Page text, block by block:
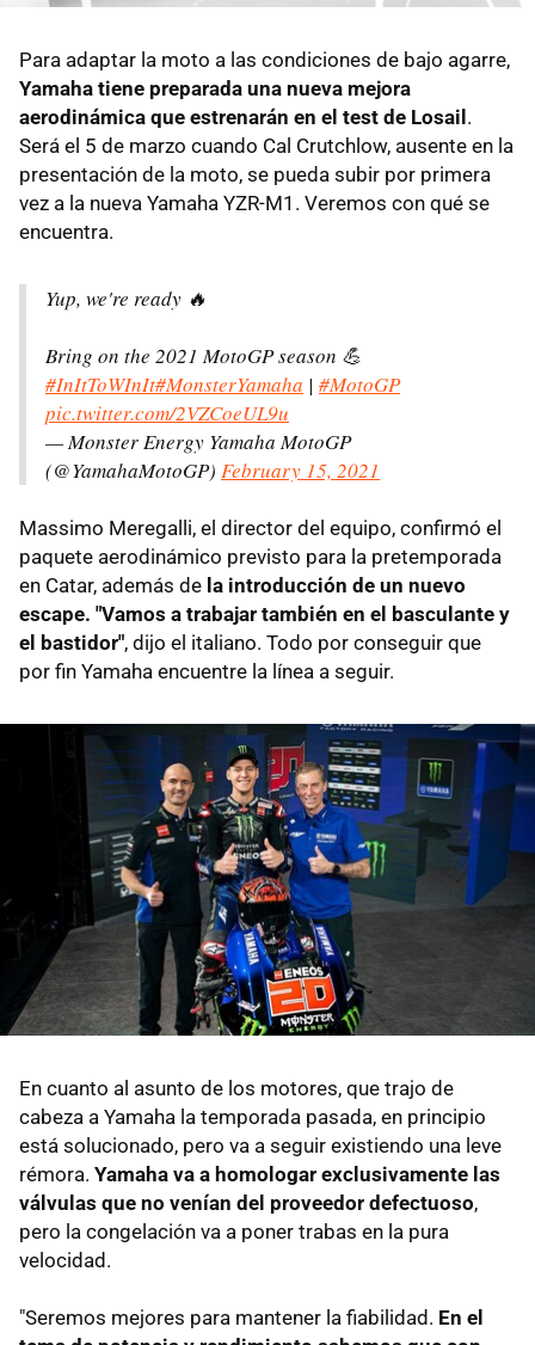
Para adaptar la moto a las condiciones de bajo agarre,
Yamaha tiene preparada una nueva mejora
aerodinámica que estrenarán en el test de Losail.
Será el 5 de marzo cuando Cal Crutchlow, ausente en la
presentación de la moto, se pueda subir por primera
vez a la nueva Yamaha YZR-M1. Veremos con qué se
encuentra.
Yup, we're ready 🔥
Bring on the 2021 MotoGP season 💪
#InItToWInIt#MonsterYamaha | #MotoGP
pic.twitter.com/2VZCoeUL9u
— Monster Energy Yamaha MotoGP
(@YamahaMotoGP) February 15, 2021
Massimo Meregalli, el director del equipo, confirmó el
paquete aerodinámico previsto para la pretemporada
en Catar, además de la introducción de un nuevo
escape. "Vamos a trabajar también en el basculante y
el bastidor", dijo el italiano. Todo por conseguir que
por fin Yamaha encuentre la línea a seguir.
En cuanto al asunto de los motores, que trajo de
cabeza a Yamaha la temporada pasada, en principio
está solucionado, pero va a seguir existiendo una leve
rémora. Yamaha va a homologar exclusivamente las
válvulas que no venían del proveedor defectuoso,
pero la congelación va a poner trabas en la pura
velocidad.
"Seremos mejores para mantener la fiabilidad. En el